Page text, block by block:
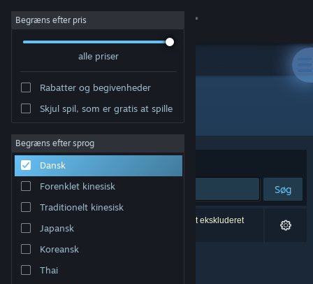
Log på
Om
Support
Skift sprog
Hent Steam-mobilappen
Vis desktop-webside
Begræns efter pris
alle priser
Rabatter og begivenheder
Skjul spil, som er gratis at spille
Begræns efter sprog
Dansk
Forenklet kinesisk
Traditionelt kinesisk
Japansk
Koreansk
Thai
Udvikler: Planeta
Sorter efter Relevans
Søg
0 resultater matcher din søgning. 4 titler er blevet ekskluderet
baseret på dine præferencer.